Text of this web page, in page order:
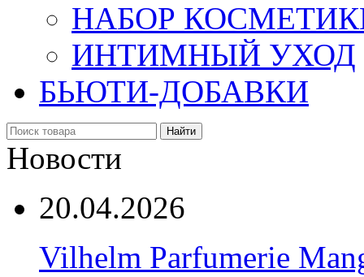
НАБОР
ИНТИМНЫЙ УХОД
БЬЮТИ-ДОБАВКИ
Найти
Новости
20.04.2026
Vilhelm Parfumerie